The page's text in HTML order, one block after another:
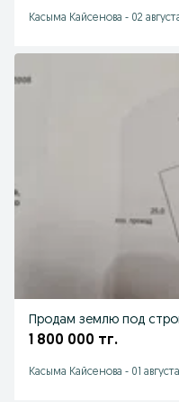
Касыма Кайсенова - 02
Продам землю под
1 800 000 тг.
Касыма Кайсенова - 01